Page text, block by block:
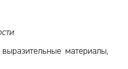
материалы,